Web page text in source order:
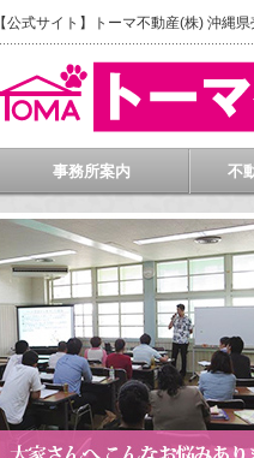
【公式サイト】トーマ不動産(株) 沖縄
事務所案内 不